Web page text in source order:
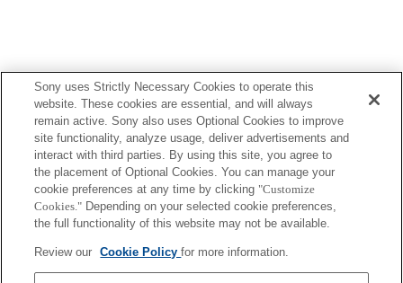
Terms of Use Contact Us
Copyright 2026 Sony Corporation
Sony uses Strictly Necessary Cookies to operate this
website. These cookies are essential, and will always
remain active. Sony also uses Optional Cookies to improve
site functionality, analyze usage, deliver advertisements and
interact with third parties. By using this site, you agree to
the placement of Optional Cookies. You can manage your
cookie preferences at any time by clicking "Customize
Cookies." Depending on your selected cookie preferences,
the full functionality of this website may not be available.
Review our Cookie Policyfor more information.